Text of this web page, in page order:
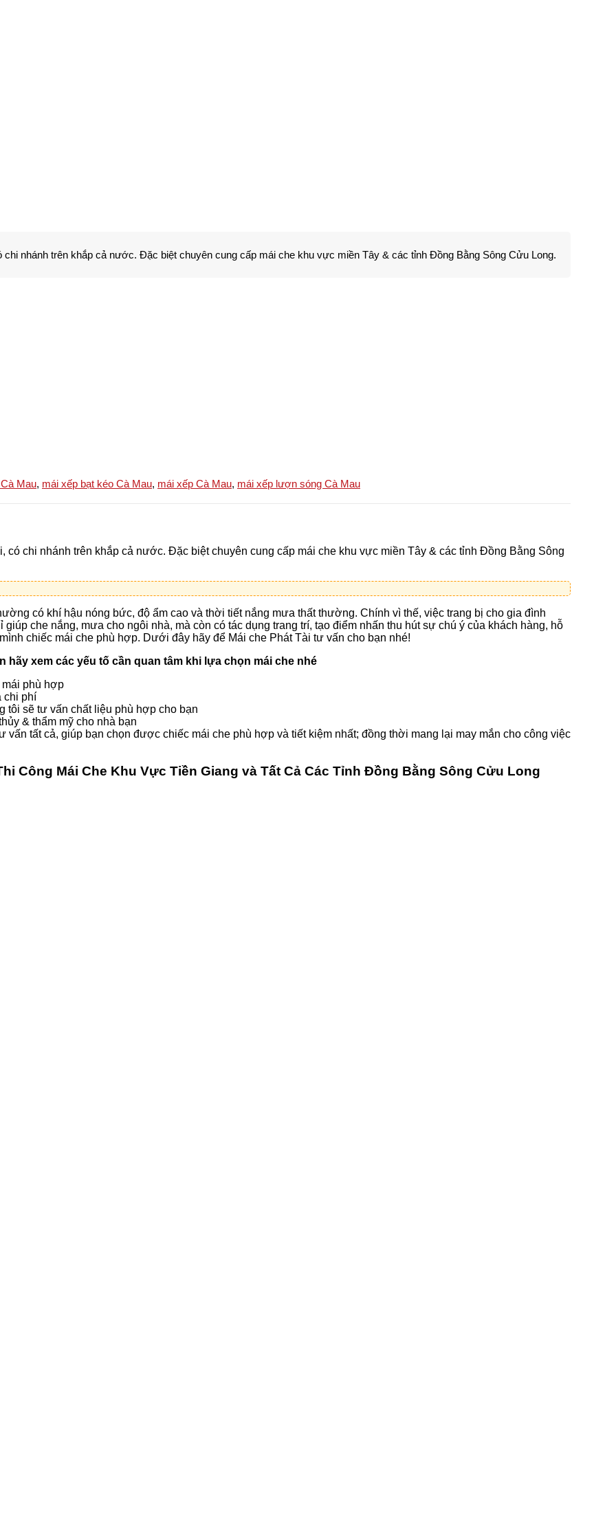
nhánh trên khắp cả nước. Đặc biệt chuyên cung cấp mái che khu vực miền Tây & các tỉnh Đồng Bằng Sông Cửu Long.
Mau, mái xếp bạt kéo Cà Mau, mái xếp Cà Mau, mái xếp lượn sóng Cà Mau
chi nhánh trên khắp cả nước. Đặc biệt chuyên cung cấp mái che khu vực miền Tây & các tỉnh Đồng Bằng Sông
có khí hậu nóng bức, độ ẩm cao và thời tiết nắng mưa thất thường. Chính vì thế, việc trang bị cho gia đình
che nắng, mưa cho ngôi nhà, mà còn có tác dụng trang trí, tạo điểm nhấn thu hút sự chú ý của khách hàng, hỗ
chiếc mái che phù hợp. Dưới đây hãy để Mái che Phát Tài tư vấn cho bạn nhé!
hãy xem các yếu tố cần quan tâm khi lựa chọn mái che nhé
phù hợp
chi phí
tôi sẽ tư vấn chất liệu phù hợp cho bạn
& thẩm mỹ cho nhà bạn
vấn tất cả, giúp bạn chọn được chiếc mái che phù hợp và tiết kiệm nhất; đồng thời mang lại may mắn cho công việc
Công Mái Che Khu Vực Tiền Giang và Tất Cả Các Tỉnh Đồng Bằng Sông Cửu Long